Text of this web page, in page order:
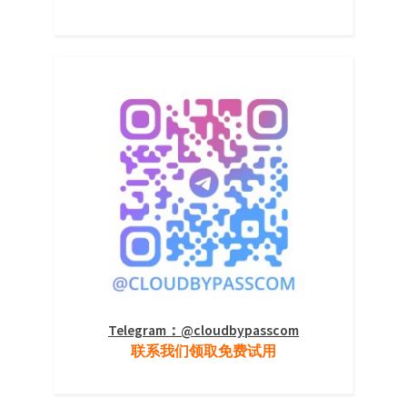
Telegram：@cloudbypasscom
联系我们领取免费试用